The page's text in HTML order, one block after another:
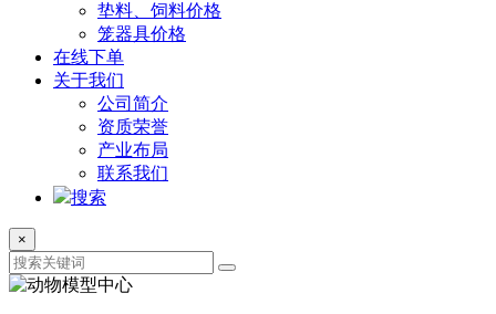
垫料、饲料价格
笼器具价格
在线下单
关于我们
公司简介
资质荣誉
产业布局
联系我们
搜索
×